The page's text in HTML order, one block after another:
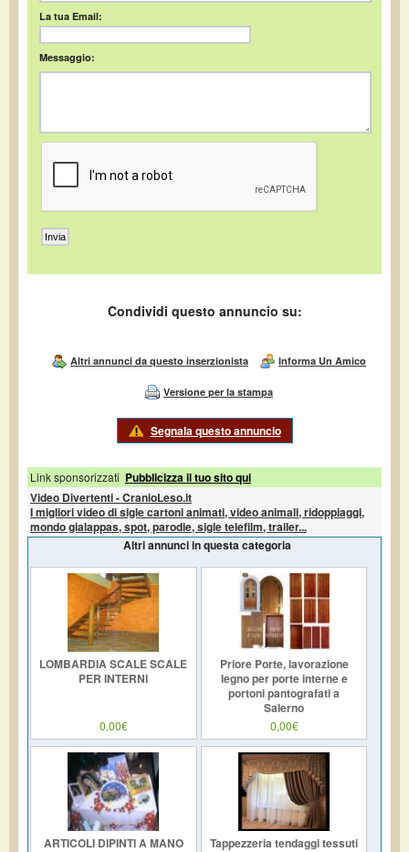
La tua Email:
Messaggio:
Condividi questo annuncio su:
Altri annunci da questo inserzionista Informa Un Amico
Versione per la stampa
Segnala questo annuncio
Link sponsorizzati Pubblicizza il tuo sito qui
Video Divertenti - CranioLeso.it
I migliori video di sigle cartoni animati, video animali, ridoppiaggi,
mondo gialappas, spot, parodie, sigle telefilm, trailer...
Altri annunci in questa categoria
LOMBARDIA SCALE SCALE
PER INTERNI
0,00€
Priore Porte, lavorazione
legno per porte interne e
portoni pantografati a
Salerno
0,00€
ARTICOLI DIPINTI A MANO Tappezzeria tendaggi tessuti